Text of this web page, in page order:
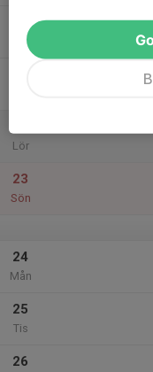
Tor
Lör
23
Sön
24
Mån
25
Tis
26